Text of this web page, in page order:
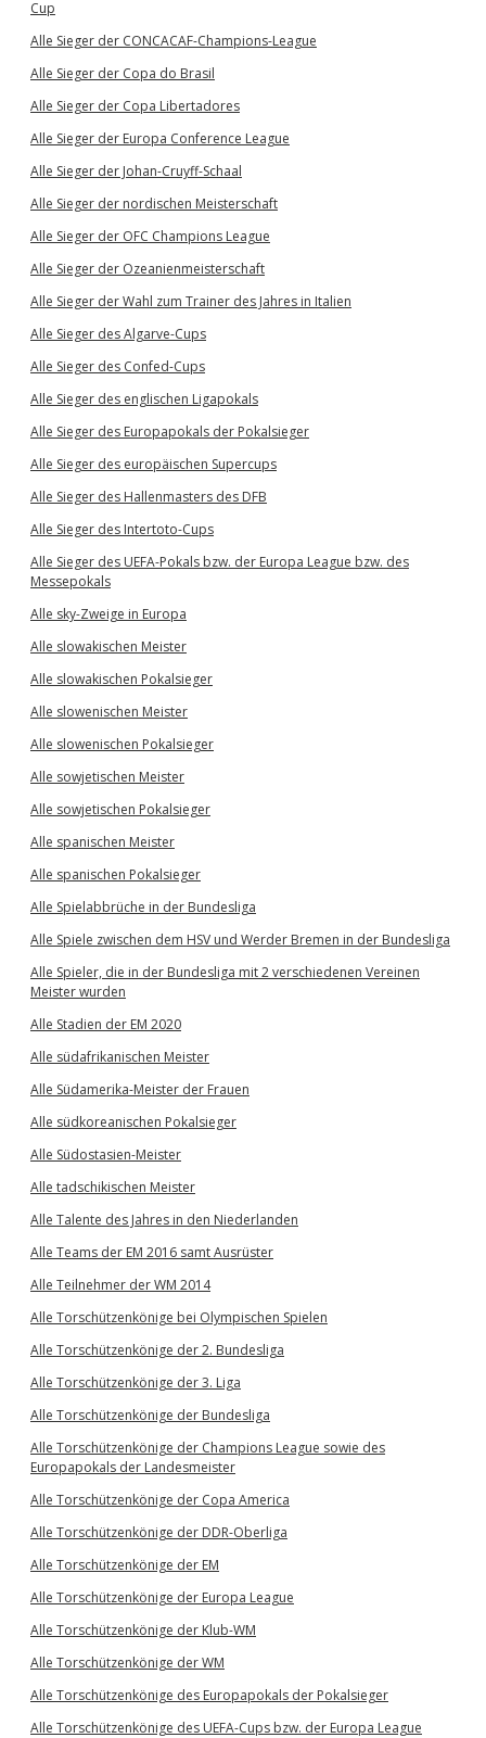
Cup
Alle Sieger der CONCACAF-Champions-League
Alle Sieger der Copa do Brasil
Alle Sieger der Copa Libertadores
Alle Sieger der Europa Conference League
Alle Sieger der Johan-Cruyff-Schaal
Alle Sieger der nordischen Meisterschaft
Alle Sieger der OFC Champions League
Alle Sieger der Ozeanienmeisterschaft
Alle Sieger der Wahl zum Trainer des Jahres in Italien
Alle Sieger des Algarve-Cups
Alle Sieger des Confed-Cups
Alle Sieger des englischen Ligapokals
Alle Sieger des Europapokals der Pokalsieger
Alle Sieger des europäischen Supercups
Alle Sieger des Hallenmasters des DFB
Alle Sieger des Intertoto-Cups
Alle Sieger des UEFA-Pokals bzw. der Europa League bzw. des
Messepokals
Alle sky-Zweige in Europa
Alle slowakischen Meister
Alle slowakischen Pokalsieger
Alle slowenischen Meister
Alle slowenischen Pokalsieger
Alle sowjetischen Meister
Alle sowjetischen Pokalsieger
Alle spanischen Meister
Alle spanischen Pokalsieger
Alle Spielabbrüche in der Bundesliga
Alle Spiele zwischen dem HSV und Werder Bremen in der Bundesliga
Alle Spieler, die in der Bundesliga mit 2 verschiedenen Vereinen
Meister wurden
Alle Stadien der EM 2020
Alle südafrikanischen Meister
Alle Südamerika-Meister der Frauen
Alle südkoreanischen Pokalsieger
Alle Südostasien-Meister
Alle tadschikischen Meister
Alle Talente des Jahres in den Niederlanden
Alle Teams der EM 2016 samt Ausrüster
Alle Teilnehmer der WM 2014
Alle Torschützenkönige bei Olympischen Spielen
Alle Torschützenkönige der 2. Bundesliga
Alle Torschützenkönige der 3. Liga
Alle Torschützenkönige der Bundesliga
Alle Torschützenkönige der Champions League sowie des
Europapokals der Landesmeister
Alle Torschützenkönige der Copa America
Alle Torschützenkönige der DDR-Oberliga
Alle Torschützenkönige der EM
Alle Torschützenkönige der Europa League
Alle Torschützenkönige der Klub-WM
Alle Torschützenkönige der WM
Alle Torschützenkönige des Europapokals der Pokalsieger
Alle Torschützenkönige des UEFA-Cups bzw. der Europa League